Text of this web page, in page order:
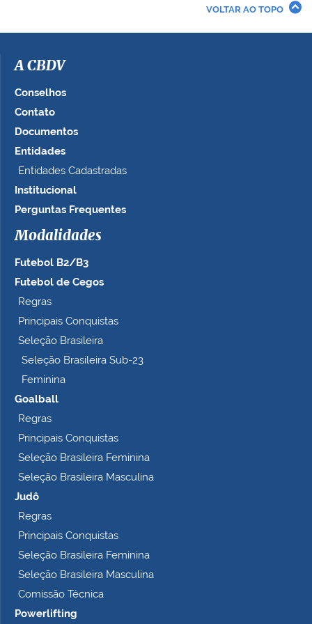
i
a
e
o
t
a
n
o
o
m
e
t
VOLTAR AO TOPO
A CBDV
Conselhos
Contato
Documentos
Entidades
Entidades Cadastradas
Institucional
Perguntas Frequentes
Modalidades
Futebol B2/B3
Futebol de Cegos
Regras
Principais Conquistas
Seleção Brasileira
Seleção Brasileira Sub-23
Feminina
Goalball
Regras
Principais Conquistas
Seleção Brasileira Feminina
Seleção Brasileira Masculina
Judô
Regras
Principais Conquistas
Seleção Brasileira Feminina
Seleção Brasileira Masculina
Comissão Técnica
Powerlifting